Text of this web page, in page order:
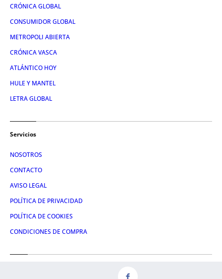
CRÓNICA GLOBAL
CONSUMIDOR GLOBAL
METROPOLI ABIERTA
CRÓNICA VASCA
ATLÁNTICO HOY
HULE Y MANTEL
LETRA GLOBAL
Servicios
NOSOTROS
CONTACTO
AVISO LEGAL
POLÍTICA DE PRIVACIDAD
POLÍTICA DE COOKIES
CONDICIONES DE COMPRA